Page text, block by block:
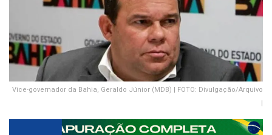
Vice-governador da Bahia, Geraldo Júnior (MDB) | FOTO: Divulgação/Arquivo
|